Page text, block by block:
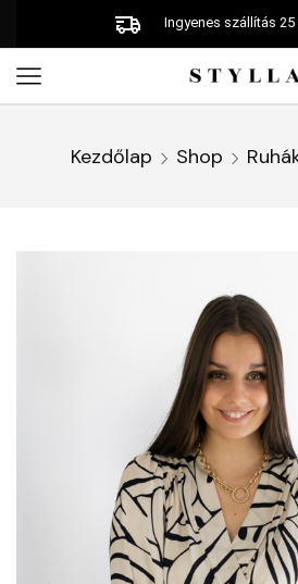
Ingyenes szállítás 25
Kezdőlap Shop